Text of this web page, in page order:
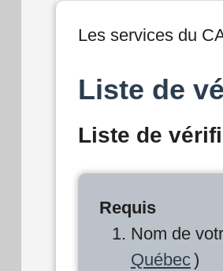
Les services du
Liste de
Liste de
Requis
Nom de
Québec)